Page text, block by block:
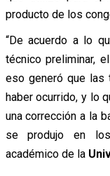
producto de los
“De acuerdo a lo
técnico preliminar,
eso generó que las
haber ocurrido, y lo
una corrección a la
se produjo en
académico de la